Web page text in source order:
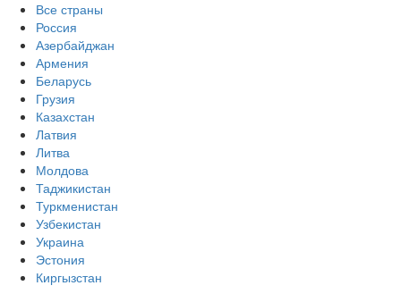
Все страны
Россия
Азербайджан
Армения
Беларусь
Грузия
Казахстан
Латвия
Литва
Молдова
Таджикистан
Туркменистан
Узбекистан
Украина
Эстония
Киргызстан